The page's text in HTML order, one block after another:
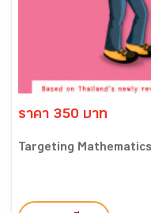
ราคา 350 บาท
Targeting